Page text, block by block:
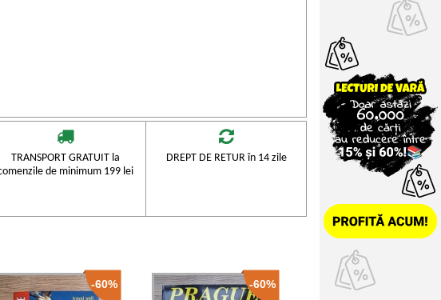
TRANSPORT GRATUIT la
de minimum 199 lei
DREPT DE RETUR în 14 zile
-60% -60%